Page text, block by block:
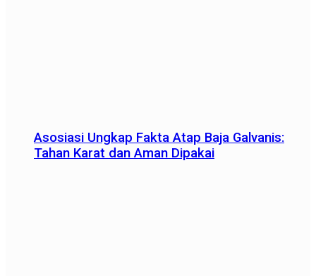
Asosiasi Ungkap Fakta Atap Baja Galvanis:
Tahan Karat dan Aman Dipakai